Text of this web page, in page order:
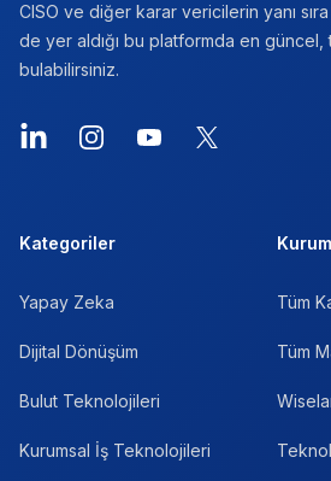
CISO ve diğer karar vericilerin yanı
de yer aldığı bu platformda en
bulabilirsiniz.
Kategoriler
Yapay Zeka
Dijital Dönüşüm
Bulut Teknolojileri
Kurumsal İş Teknolojileri
Tüm
Tüm